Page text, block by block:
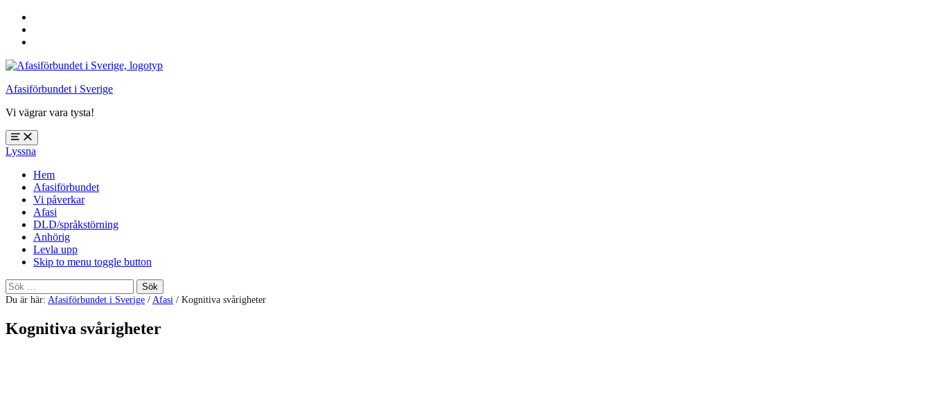
sidfoten
Afasiförbundet i Sverige
Vi vägrar vara tysta!
Öppna
meny:
%s
Lyssna
Hem
Afasiförbundet
Vi påverkar
Afasi
DLD/språkstörning
Anhörig
Levla upp
Skip to menu toggle button
Sök
efter:
Du är här: Afasiförbundet i Sverige /Afasi / Kognitiva svårigheter
Kognitiva svårigheter